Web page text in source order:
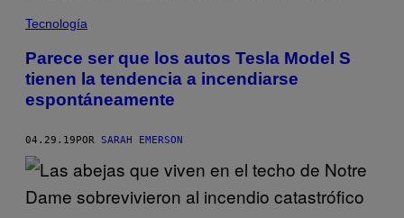
Tecnología
Parece ser que los autos Tesla Model S
tienen la tendencia a incendiarse
espontáneamente
04.29.19POR SARAH EMERSON